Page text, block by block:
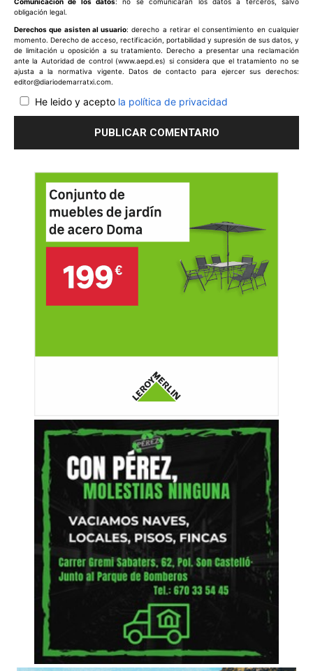
obligación legal.
Derechos que asisten al usuario: derecho a retirar el consentimiento en cualquier
momento. Derecho de acceso, rectificación, portabilidad y supresión de sus datos, y
de limitación u oposición a su tratamiento. Derecho a presentar una reclamación
ante la Autoridad de control (www.aepd.es) si considera que el tratamiento no se
ajusta a la normativa vigente. Datos de contacto para ejercer sus derechos:
editor@diariodemarratxi.com.
He leido y acepto la política de privacidad